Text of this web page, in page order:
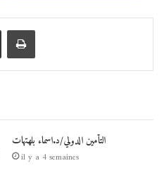
Partager par email Imprimer
التأمين الدولي/د.اسماء بلهتهات
il y a 4 semaines